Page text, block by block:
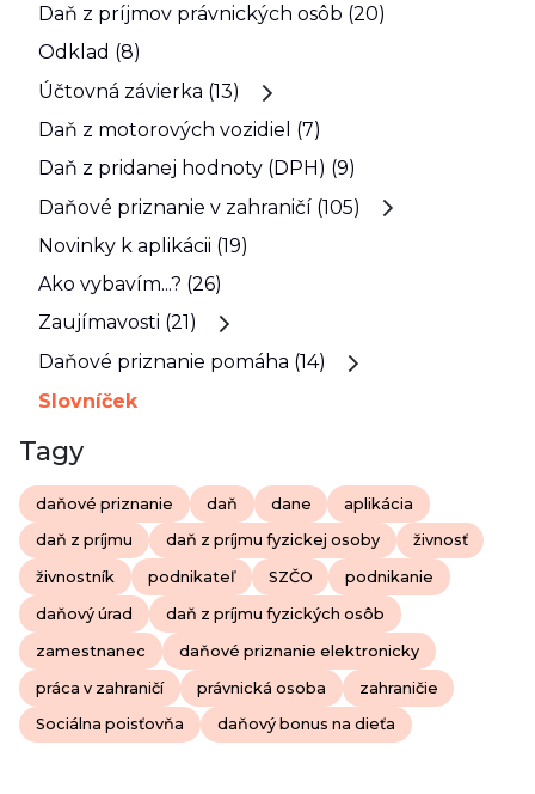
Daň z príjmov právnických osôb (20)
Odklad (8)
Účtovná závierka (13)
Daň z motorových vozidiel (7)
Daň z pridanej hodnoty (DPH) (9)
Daňové priznanie v zahraničí (105)
Novinky k aplikácii (19)
Ako vybavím...? (26)
Zaujímavosti (21)
Daňové priznanie pomáha (14)
Slovníček
Tagy
daňové priznanie daň dane aplikácia
daň z príjmu daň z príjmu fyzickej osoby živnosť
živnostník podnikateľ SZČO podnikanie
daňový úrad daň z príjmu fyzických osôb
zamestnanec daňové priznanie elektronicky
práca v zahraničí právnická osoba zahraničie
Sociálna poisťovňa daňový bonus na dieťa